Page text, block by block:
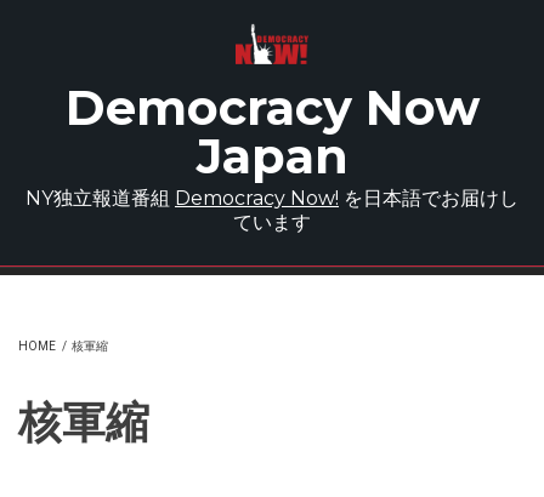
Democracy Now
Japan
NY独立報道番組 Democracy Now! を日本語でお届けし
ています
HOME / 核軍縮
核軍縮